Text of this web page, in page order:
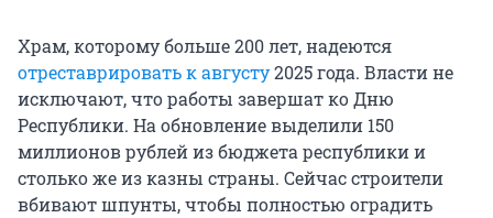
Храм, которому больше 200 лет, надеются
отреставрировать к августу2025 года. Власти не
исключают, что работы завершат ко Дню
Республики. На обновление выделили 150
миллионов рублей из бюджета республики и
столько же из казны страны. Сейчас строители
вбивают шпунты, чтобы полностью оградить